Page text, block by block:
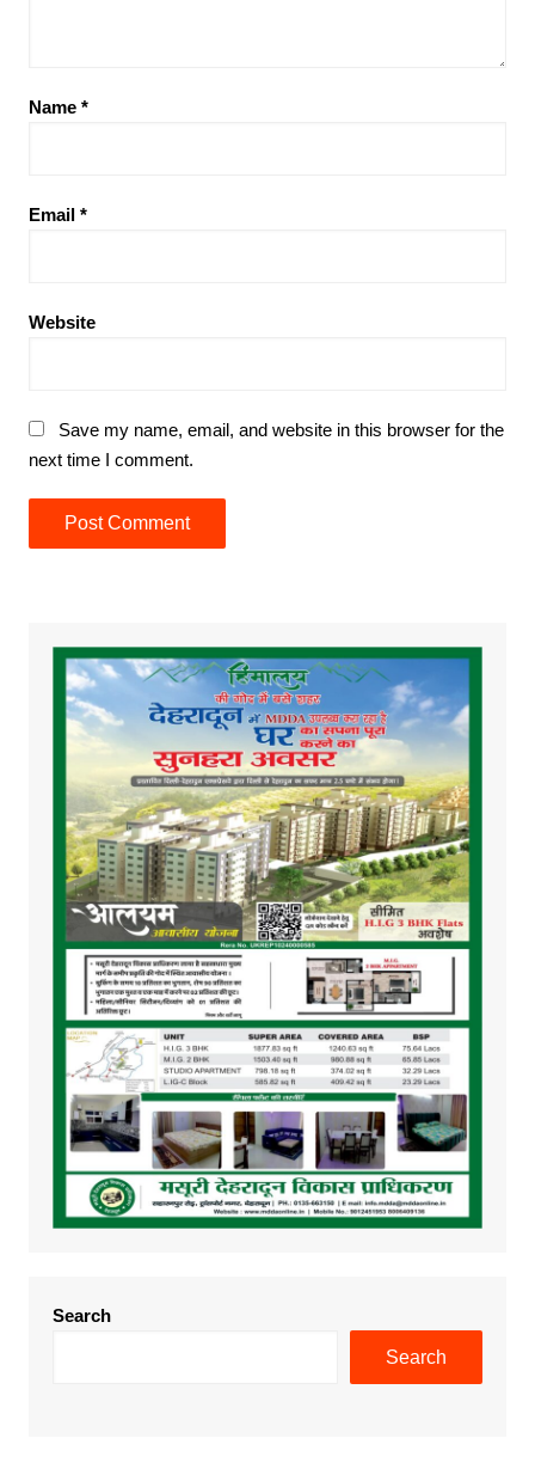
Name *
Email *
Website
Save my name, email, and website in this browser for the
next time I comment.
Search
Search